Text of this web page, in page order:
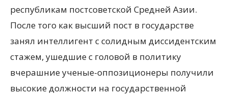
республикам постсоветской Средней Азии.
После того как высший пост в государстве
занял интеллигент с солидным диссидентским
стажем, ушедшие с головой в политику
вчерашние ученые-оппозиционеры получили
высокие должности на государственной